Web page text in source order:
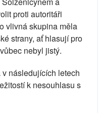
proti autoritáři
vlivná skupina měla
strany, ať hlasují pro
nebyl jistý.
následujících letech
k nesouhlasu s